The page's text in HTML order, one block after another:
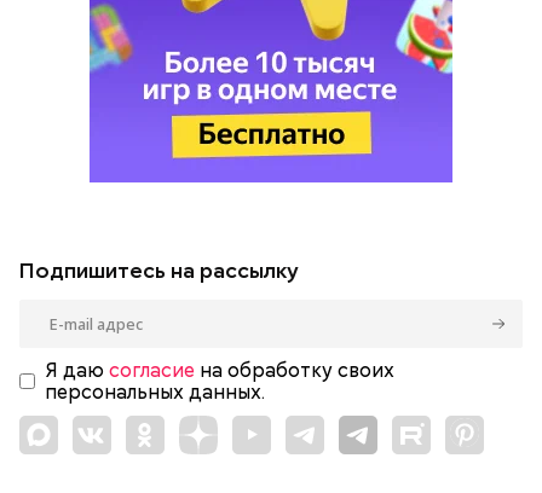
Подпишитесь на рассылку
Я даю согласие на обработку своих
персональных данных.